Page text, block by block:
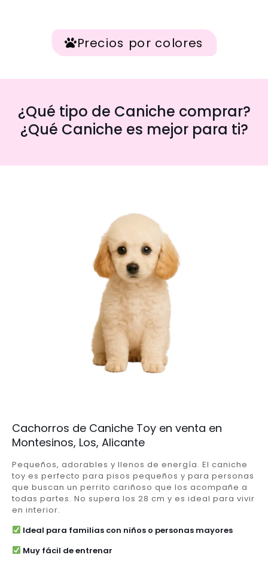
Precios por colores
¿Qué tipo de Caniche comprar?
¿Qué Caniche es mejor para ti?
Cachorros de Caniche Toy en venta en
Montesinos, Los, Alicante
Pequeños, adorables y llenos de energía. El caniche
toy es perfecto para pisos pequeños y para personas
que buscan un perrito cariñoso que los acompañe a
todas partes. No supera los 28 cm y es ideal para vivir
en interior.
Ideal para familias con niños o personas mayores
Muy fácil de entrenar